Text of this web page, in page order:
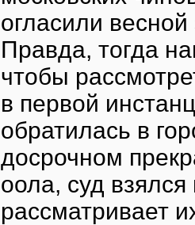
огласили
Правда, тогда
чтобы
в первой
обратилась в
досрочном
оола, суд
рассматривает